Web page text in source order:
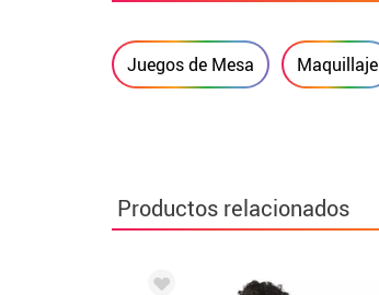
Juegos de Mesa Maquillaje
Productos relacionados